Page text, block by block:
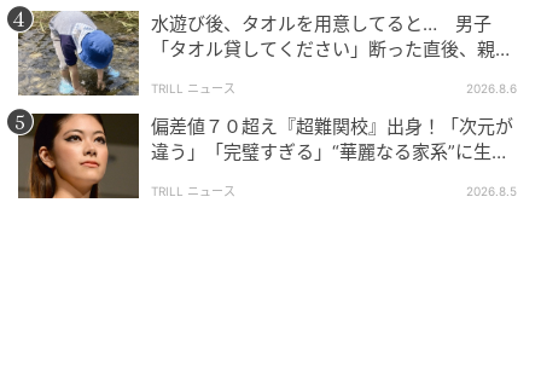
水遊び後、タオルを用意してると… 男子
「タオル貸してください」断った直後、親が
TRILL ニュース 2026.8.6
偏差値７０超え『超難関校』出身！「次元が
違う」「完璧すぎる」“華麗なる家系”に生ま
TRILL ニュース 2026.8.5